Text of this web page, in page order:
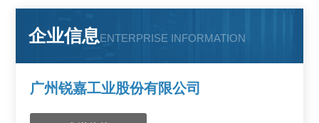
企业信息ENTERPRISE INFORMATION
广州锐嘉工业股份有限公司